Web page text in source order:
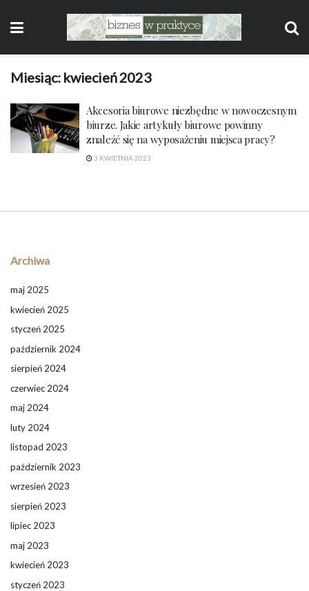
Miesiąc: kwiecień 2023
Akcesoria biurowe niezbędne w nowoczesnym
biurze. Jakie artykuły biurowe powinny
znaleźć się na wyposażeniu miejsca pracy?
3 KWIETNIA 2023
Archiwa
maj 2025
kwiecień 2025
styczeń 2025
październik 2024
sierpień 2024
czerwiec 2024
maj 2024
luty 2024
listopad 2023
październik 2023
wrzesień 2023
sierpień 2023
lipiec 2023
maj 2023
kwiecień 2023
styczeń 2023